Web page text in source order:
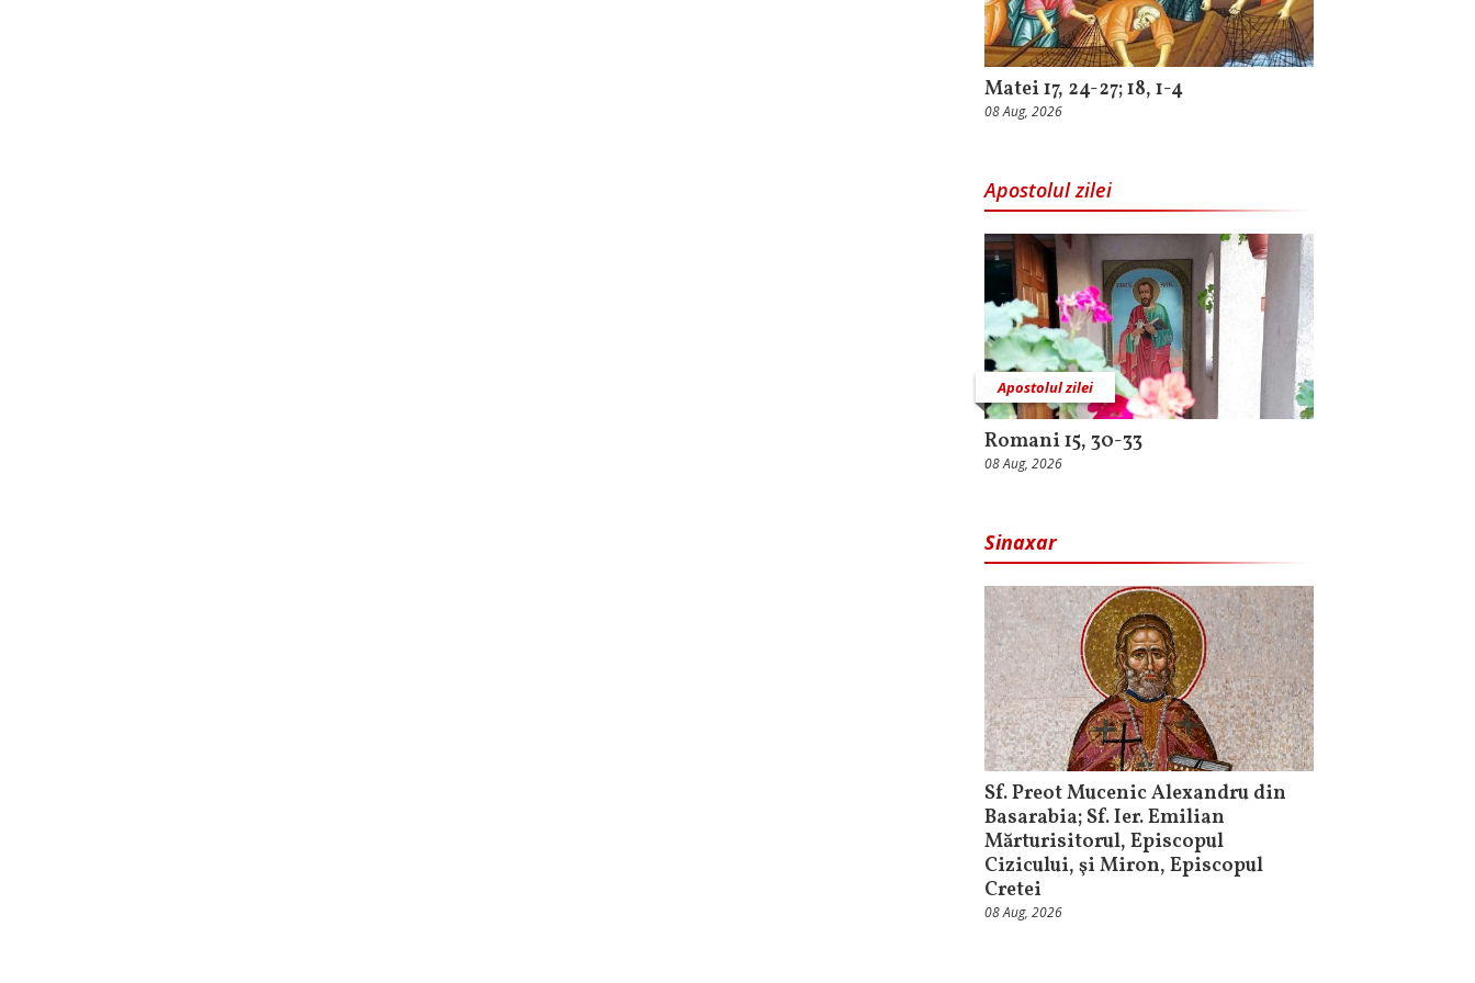
Matei 17, 24-27; 18, 1-4
08 Aug, 2026
Apostolul zilei
Apostolul zilei
Romani 15, 30-33
08 Aug, 2026
Sinaxar
Sf. Preot Mucenic Alexandru din
Basarabia; Sf. Ier. Emilian
Mărturisitorul, Episcopul
Cizicului, şi Miron, Episcopul
Cretei
08 Aug, 2026